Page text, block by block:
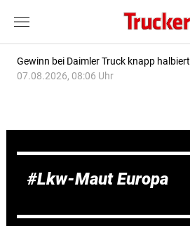
Gewinn bei Daimler Truck knapp halbiert
07.08.2026, 08:06 Uhr
Lkw-Maut Europa